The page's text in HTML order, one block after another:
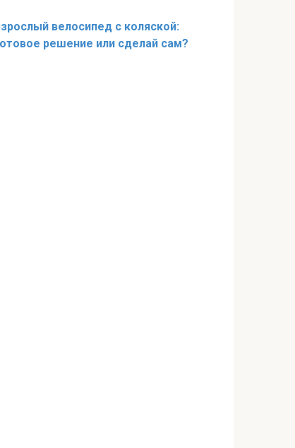
велосипед с коляской:
решение или сделай сам?